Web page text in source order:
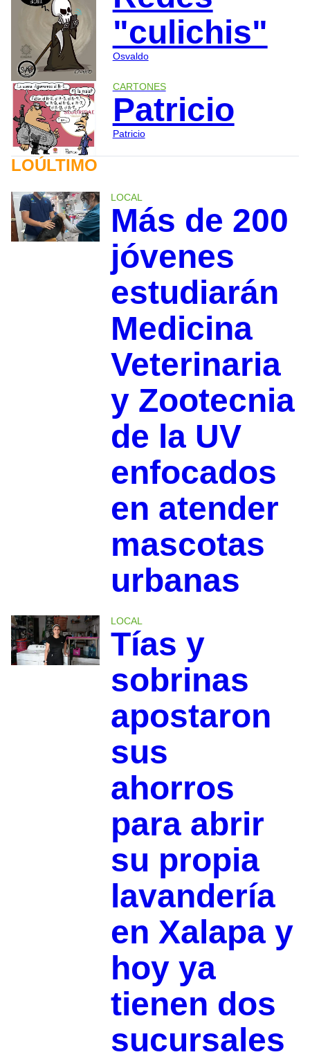
"culichis"
Osvaldo
CARTONES
Patricio
Patricio
LOÚLTIMO
LOCAL
Más de 200
jóvenes
estudiarán
Medicina
Veterinaria
y Zootecnia
de la UV
enfocados
en atender
mascotas
urbanas
LOCAL
Tías y
sobrinas
apostaron
sus
ahorros
para abrir
su propia
lavandería
en Xalapa y
hoy ya
tienen dos
sucursales